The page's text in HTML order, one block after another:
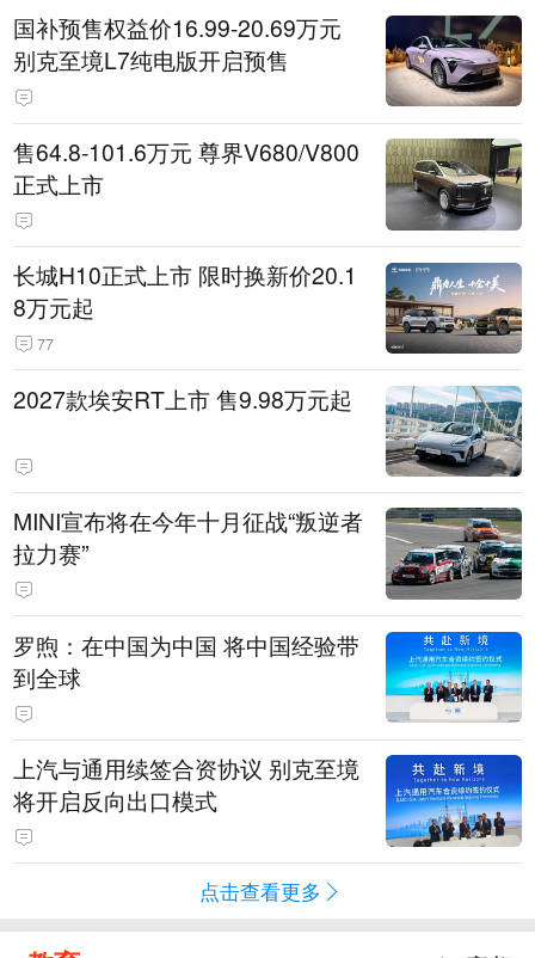
国补预售权益价16.99-20.69万元
别克至境L7纯电版开启预售
售64.8-101.6万元 尊界V680/V800
正式上市
长城H10正式上市 限时换新价20.1
8万元起
77
2027款埃安RT上市 售9.98万元起
MINI宣布将在今年十月征战“叛逆者
拉力赛”
罗煦：在中国为中国 将中国经验带
到全球
上汽与通用续签合资协议 别克至境
将开启反向出口模式
点击查看更多